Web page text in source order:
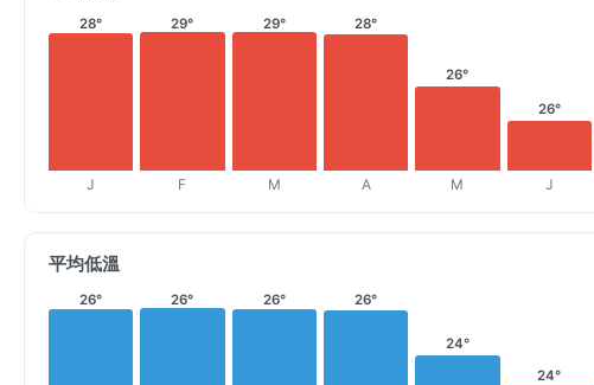
28°
J
29°
F
29°
M
28°
A
26°
M
26°
J
平均低溫
26° 26° 26° 26°
24°
24°